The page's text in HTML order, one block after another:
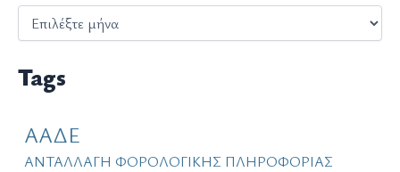
Ι
ο
Tags
ΑΑΔΕ
ΑΝΤΑΛΛΑΓΗ ΦΟΡΟΛΟΓΙΚΗΣ ΠΛΗΡΟΦΟΡΙΑΣ